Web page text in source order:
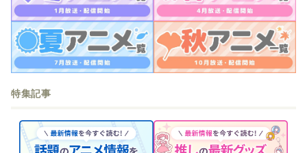
特集記事